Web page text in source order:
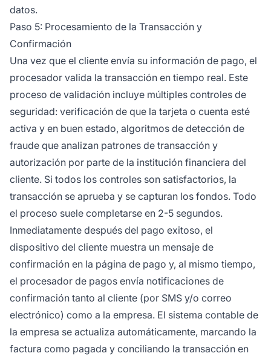
datos.
Paso 5: Procesamiento de la Transacción y
Confirmación
Una vez que el cliente envía su información de pago, el
procesador valida la transacción en tiempo real. Este
proceso de validación incluye múltiples controles de
seguridad: verificación de que la tarjeta o cuenta esté
activa y en buen estado, algoritmos de detección de
fraude que analizan patrones de transacción y
autorización por parte de la institución financiera del
cliente. Si todos los controles son satisfactorios, la
transacción se aprueba y se capturan los fondos. Todo
el proceso suele completarse en 2-5 segundos.
Inmediatamente después del pago exitoso, el
dispositivo del cliente muestra un mensaje de
confirmación en la página de pago y, al mismo tiempo,
el procesador de pagos envía notificaciones de
confirmación tanto al cliente (por SMS y/o correo
electrónico) como a la empresa. El sistema contable de
la empresa se actualiza automáticamente, marcando la
factura como pagada y conciliando la transacción en